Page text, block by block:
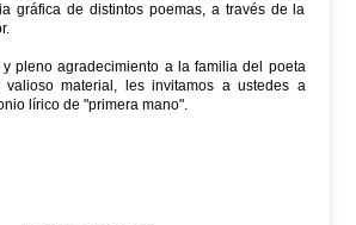
gráfica de distintos poemas, a través de la
pleno agradecimiento a la familia del poeta
valioso material, les invitamos a ustedes a
lírico de "primera mano".